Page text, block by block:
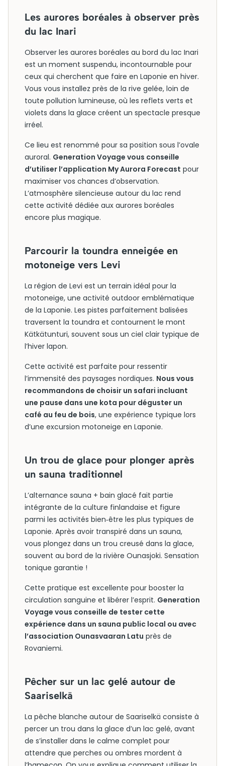
Les aurores boréales à observer près
du lac Inari
Observer les aurores boréales au bord du lac Inari
est un moment suspendu, incontournable pour
ceux qui cherchent que faire en Laponie en hiver.
Vous vous installez près de la rive gelée, loin de
toute pollution lumineuse, où les reflets verts et
violets dans la glace créent un spectacle presque
irréel.
Ce lieu est renommé pour sa position sous l’ovale
auroral. Generation Voyage vous conseille
d’utiliser l’application My Aurora Forecast pour
maximiser vos chances d’observation.
L’atmosphère silencieuse autour du lac rend
cette activité dédiée aux aurores boréales
encore plus magique.
Parcourir la toundra enneigée en
motoneige vers Levi
La région de Levi est un terrain idéal pour la
motoneige, une activité outdoor emblématique
de la Laponie. Les pistes parfaitement balisées
traversent la toundra et contournent le mont
Kätkätunturi, souvent sous un ciel clair typique de
l’hiver lapon.
Cette activité est parfaite pour ressentir
l’immensité des paysages nordiques. Nous vous
recommandons de choisir un safari incluant
une pause dans une kota pour déguster un
café au feu de bois, une expérience typique lors
d’une excursion motoneige en Laponie.
Un trou de glace pour plonger après
un sauna traditionnel
L’alternance sauna + bain glacé fait partie
intégrante de la culture finlandaise et figure
parmi les activités bien‑être les plus typiques de
Laponie. Après avoir transpiré dans un sauna,
vous plongez dans un trou creusé dans la glace,
souvent au bord de la rivière Ounasjoki. Sensation
tonique garantie !
Cette pratique est excellente pour booster la
circulation sanguine et libérer l’esprit. Generation
Voyage vous conseille de tester cette
expérience dans un sauna public local ou avec
l’association Ounasvaaran Latu près de
Rovaniemi.
Pêcher sur un lac gelé autour de
Saariselkä
La pêche blanche autour de Saariselkä consiste à
percer un trou dans la glace d’un lac gelé, avant
de s’installer dans le calme complet pour
attendre que perches ou ombres mordent à